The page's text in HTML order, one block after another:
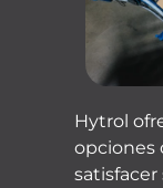
Hytrol
opciones